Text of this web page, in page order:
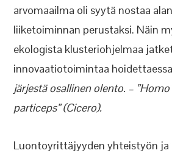
arvomaailma oli syytä nostaa
liiketoiminnan perustaksi. Näin
ekologista klusteriohjelmaa
innovaatiotoimintaa
järjestä osallinen olento. –
particeps” (Cicero).
Luontoyrittäjyyden yhteistyön ja